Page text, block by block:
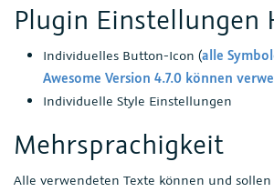
Plugin Einstellungen
Individuelles Button-Icon (alle
Awesome Version 4.7.0 können
Individuelle Style Einstellungen
Mehrsprachigkeit
Alle verwendeten Texte können und